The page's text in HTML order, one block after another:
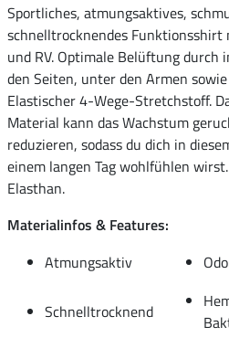
Sportliches, atmungsaktives,
schnelltrocknendes
und RV. Optimale Belüftung durch
den Seiten, unter den Armen
Elastischer 4-Wege-Stretchstoff.
Material kann das Wachstum
reduzieren, sodass du dich in
einem langen Tag wohlfühlen wirst.
Elasthan.
Materialinfos & Features:
Atmungsaktiv
Schnelltrocknend